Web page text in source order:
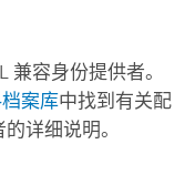
兼容身份提供者。
案库中找到有关配
详细说明。